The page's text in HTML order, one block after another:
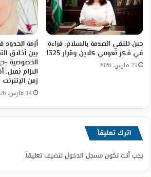
حين تلتقي الصدمة بالسلام: قراءة
في فكر نعومي كلاين وقرار 1325
23 مارس، 2026
أزمة الحدود
بين أخلاق
الخصوصية -
التزام ثقيل:
زمن الإنترنت
14 مارس، 2026
اترك تعليقاً
يجب أنت تكونمسجل الدخول لتضيف تعليقاً.